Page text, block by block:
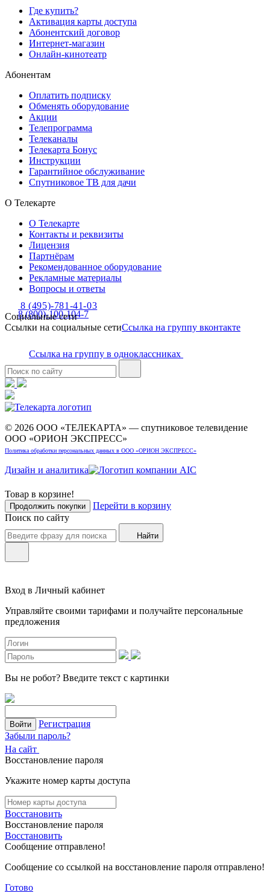
Где купить?
Активация карты доступа
Абонентский договор
Интернет-магазин
Онлайн-кинотеатр
Абонентам
Оплатить подписку
Обменять оборудование
Акции
Телепрограмма
Телеканалы
Телекарта Бонус
Инструкции
Гарантийное обслуживание
Спутниковое ТВ для дачи
О Телекарте
О Телекарте
Контакты и реквизиты
Лицензия
Партнёрам
Рекомендованное оборудование
Рекламные материалы
Вопросы и ответы
8 (800)-100-104-7
8 (495)-781-41-03
Социальные сети
Ссылки на социальные сетиСсылка на группу вконтакте
Ссылка на группу в одноклассниках
© 2026 ООО «ТЕЛЕКАРТА» — спутниковое телевидение
ООО «ОРИОН ЭКСПРЕСС»
Политика обработки персональных данных в ООО «ОРИОН ЭКСПРЕСС»
Дизайн и аналитика
Товар в корзине!
Продолжить покупки
Перейти в корзину
Поиск по сайту
Найти
Вход в Личный кабинет
Управляйте своими тарифами и получайте персональные
предложения
Вы не робот? Введите текст с картинки
Войти
Регистрация
Забыли пароль?
На сайт
Восстановление пароля
Укажите номер карты доступа
Восстановить
Восстановление пароля
Восстановить
Сообщение отправлено!
Сообщение со ссылкой на восстановление пароля отправлено!
Готово